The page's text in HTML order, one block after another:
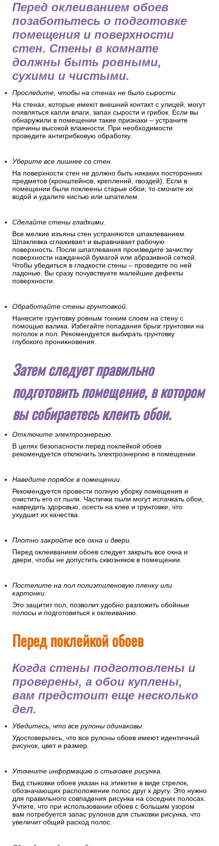
Перед оклеиванием обоев
позаботьтесь о подготовке
помещения и поверхности
стен. Стены в комнате
должны быть ровными,
сухими и чистыми.
Проследите, чтобы на стенах не было сырости.
На стенах, которые имеют внешний контакт с улицей, могут
появляться капли влаги, запах сырости и грибок. Если вы
обнаружили в помещении такие признаки – устраните
причины высокой влажности. При необходимости
проведите антигрибковую обработку.
Уберите все лишнее со стен.
На поверхности стен не должно быть никаких посторонних
предметов (кронштейнов, креплений, гвоздей). Если в
помещении были поклеены старые обои, то смочите их
водой и удалите кистью или шпателем.
Сделайте стены гладкими.
Все мелкие изъяны стен устраняются шпаклеванием.
Шпаклевка сглаживает и выравнивает рабочую
поверхность. После шпатлевания произведите зачистку
поверхности наждачной бумагой или абразивной сеткой.
Чтобы убедиться в гладкости стены – проведите по ней
ладонью. Вы сразу почувствуете малейшие дефекты
поверхности.
Обработайте стены грунтовкой.
Нанесите грунтовку ровным тонким слоем на стену с
помощью валика. Избегайте попадания брызг грунтовки на
потолок и пол. Рекомендуется выбирать грунтовку
глубокого проникновения.
Затем следует правильно
подготовить помещение, в котором
вы собираетесь клеить обои.
Отключите электроэнергию.
В целях безопасности перед поклейкой обоев
рекомендуется отключить электроэнергию в помещении.
Наведите порядок в помещении.
Рекомендуется провести полную уборку помещения и
очистить его от пыли. Частички пыли могут испачкать обои,
навредить здоровью, осесть на клее и грунтовке, что
ухудшит их качества.
Плотно закройте все окна и двери.
Перед оклеиванием обоев следует закрыть все окна и
двери, чтобы не допустить сквозняков в помещении.
Постелите на пол полиэтиленовую пленку или
картонки.
Это защитит пол, позволит удобно разложить обойные
полосы и подготовиться к оклеиванию.
Перед поклейкой обоев
Когда стены подготовлены и
проверены, а обои куплены,
вам предстоит еще несколько
дел.
Убедитесь, что все рулоны одинаковы.
Удостоверьтесь, что все рулоны обоев имеют идентичный
рисунок, цвет и размер.
Уточните информацию о стыковке рисунка.
Вид стыковки обоев указан на этикетке в виде стрелок,
обозначающих расположение полос друг к другу. Это нужно
для правильного совпадения рисунка на соседних полосах.
Учтите, что при использовании обоев с большим узором
вам потребуется запас рулонов для стыковки рисунка, что
увеличит общий расход полос.